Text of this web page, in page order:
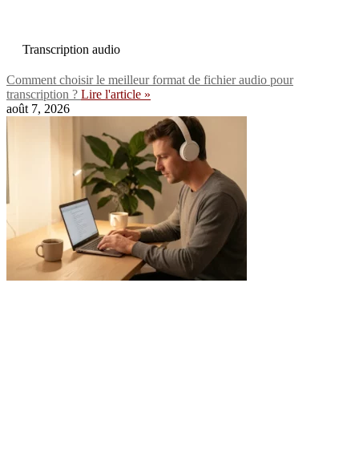
Transcription audio
Comment choisir le meilleur format de fichier audio pour
transcription ? Lire l'article »
août 7, 2026